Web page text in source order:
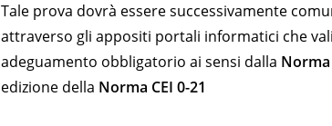
Tale prova dovrà essere successivamente
attraverso gli appositi portali informatici che
adeguamento obbligatorio ai sensi dalla Norma
edizione della Norma CEI 0-21